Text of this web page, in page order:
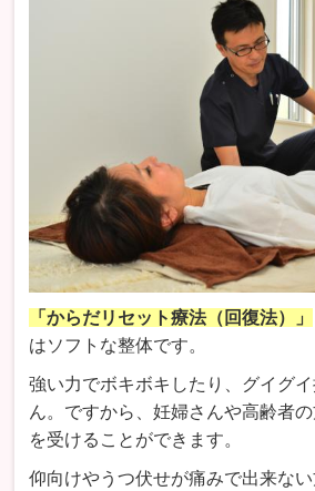
「からだリセット療法（回復法）」
はソフトな整体です。
強い力でボキボキしたり、グイグ
ん。ですから、妊婦さんや高齢者
を受けることができます。
仰向けやうつ伏せが痛みで出来な